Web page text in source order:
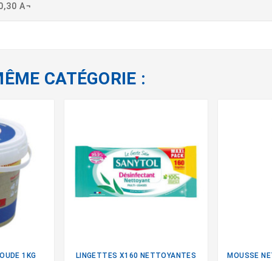
A¬
CATÉGORIE :
1KG LINGETTES X160 NETTOYANTES